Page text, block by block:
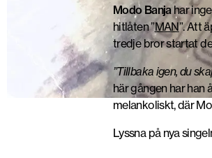
Modo Banjahar
hitlåten ”MAN”. Att
tredje bror startat
”Tillbaka igen, du
här gången har han
melankoliskt, där
Lyssna på nya